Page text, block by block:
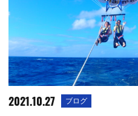
2021.10.27 ブログ